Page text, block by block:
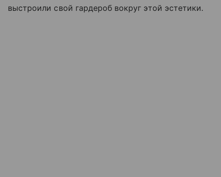
выстроили свой гардероб вокруг этой эстетики.